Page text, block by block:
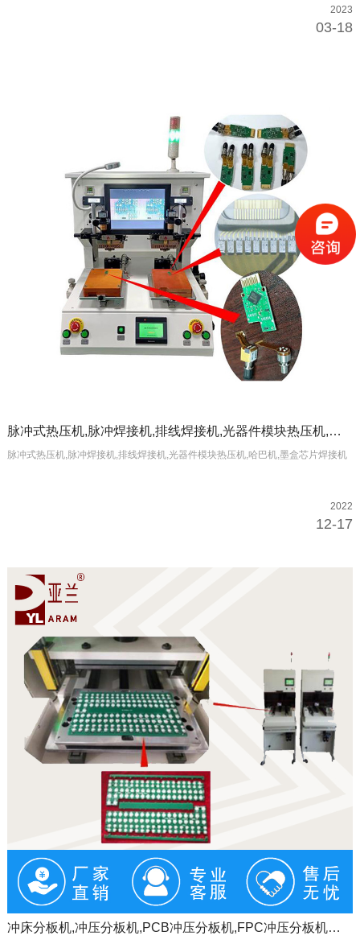
2023
03-18
脉冲式热压机,脉冲焊接机,排线焊接机,光器件模块热压机,哈巴机,墨盒芯片焊接机
脉冲式热压机,脉冲焊接机,排线焊接机,光器件模块热压机,哈巴机,墨盒芯片焊接机
2022
12-17
冲床分板机,冲压分板机,PCB冲压分板机,FPC冲压分板机制造厂